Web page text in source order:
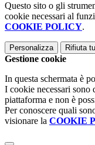
Questo sito o gli
cookie necessari al
COOKIE POLICY.
Personalizza Rifiuta
Gestione cookie
In questa schermata è
I cookie necessari
piattaforma e non è
Per conoscere quali
visionare la COOKIE